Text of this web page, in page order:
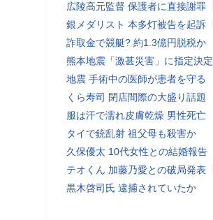
広陵高元監督 保護者に直接謝罪
銀メダリスト 本多灯被告を起訴
詐取金で競艇? 約1.3億円脱税か
熊本地震「激甚災害」に指定決定
地震 手術中の医師が患者を守る
くら寿司 閉店間際の大盛り話題
服は汗で濡れ皮膚乾燥 男性死亡
タイで銃乱射 祖父母も殺害か
久保優太 10代女性との結婚報告
テオくん 加藤乃愛との破局発表
黒木啓司氏 逮捕されていたか